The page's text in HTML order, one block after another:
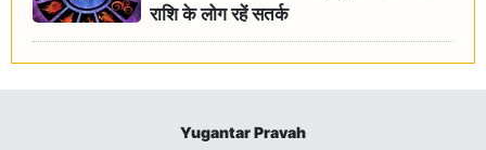
राशि के लोग रहें सतर्क
Yugantar Pravah